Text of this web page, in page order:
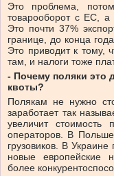
Это проблема,
товарооборот с ЕС, а
Это почти 37%
границе, до конца
Это приводит к тому,
там, и налоги тоже
- Почему поляки это
квоты?
Полякам не нужно
заработает так
увеличит
операторов. В
грузовиков. В
новые европейские
более